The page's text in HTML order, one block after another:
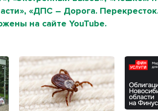
«ДПС – Дорога.
на сайте YouTube.